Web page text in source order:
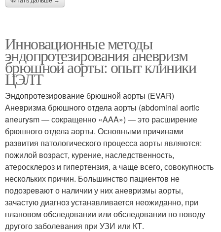
Инновационные методы
эндопротезирования аневризм
брюшной аорты: опыт клиники
ЦЭЛТ
Эндопротезирование брюшной аорты (EVAR)
Аневризма брюшного отдела аорты (abdominal aortic
aneurysm — сокращенно «AAA») — это расширение
брюшного отдела аорты. Основными причинами
развития патологического процесса аорты являются:
пожилой возраст, курение, наследственность,
атеросклероз и гипертензия, а чаще всего, совокупность
нескольких причин. Большинство пациентов не
подозревают о наличии у них аневризмы аорты,
зачастую диагноз устанавливается неожиданно, при
плановом обследовании или обследовании по поводу
другого заболевания при УЗИ или КТ.